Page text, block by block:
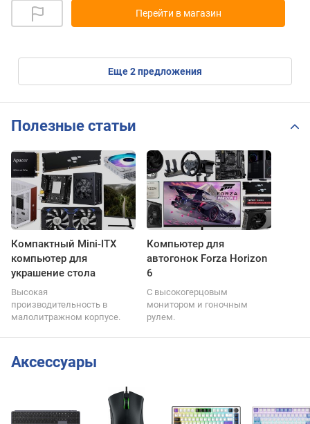
Перейти в магазин
eще2предложения
Полезные статьи
Компактный Mini-ITX
компьютер для
украшение стола
Высокая
производительность в
малолитражном корпусе.
Компьютер для
автогонок Forza Horizon
6
С высокогерцовым
монитором и гоночным
рулем.
Аксессуары